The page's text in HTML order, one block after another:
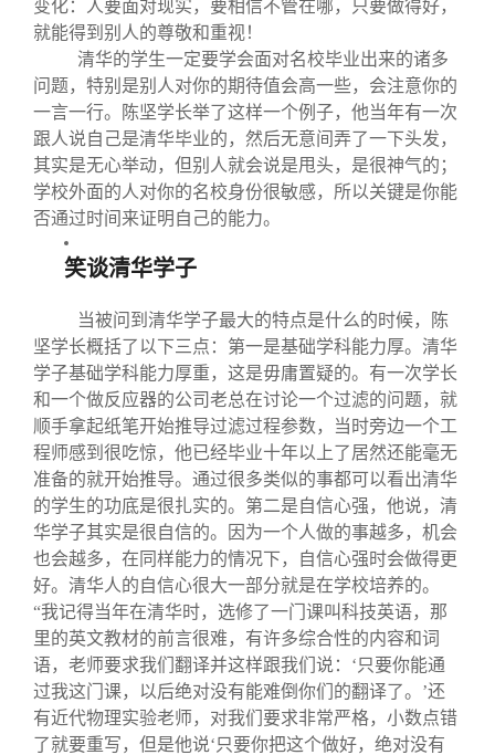
变化：人要面对现实，要相信不管在哪，只要做得好，
就能得到别人的尊敬和重视！
清华的学生一定要学会面对名校毕业出来的诸多
问题，特别是别人对你的期待值会高一些，会注意你的
一言一行。陈坚学长举了这样一个例子，他当年有一次
跟人说自己是清华毕业的，然后无意间弄了一下头发，
其实是无心举动，但别人就会说是甩头，是很神气的；
学校外面的人对你的名校身份很敏感，所以关键是你能
否通过时间来证明自己的能力。
笑谈清华学子
当被问到清华学子最大的特点是什么的时候，陈
坚学长概括了以下三点：第一是基础学科能力厚。清华
学子基础学科能力厚重，这是毋庸置疑的。有一次学长
和一个做反应器的公司老总在讨论一个过滤的问题，就
顺手拿起纸笔开始推导过滤过程参数，当时旁边一个工
程师感到很吃惊，他已经毕业十年以上了居然还能毫无
准备的就开始推导。通过很多类似的事都可以看出清华
的学生的功底是很扎实的。第二是自信心强，他说，清
华学子其实是很自信的。因为一个人做的事越多，机会
也会越多，在同样能力的情况下，自信心强时会做得更
好。清华人的自信心很大一部分就是在学校培养的。
“我记得当年在清华时，选修了一门课叫科技英语，那
里的英文教材的前言很难，有许多综合性的内容和词
语，老师要求我们翻译并这样跟我们说：‘只要你能通
过我这门课，以后绝对没有能难倒你们的翻译了。’还
有近代物理实验老师，对我们要求非常严格，小数点错
了就要重写，但是他说‘只要你把这个做好，绝对没有